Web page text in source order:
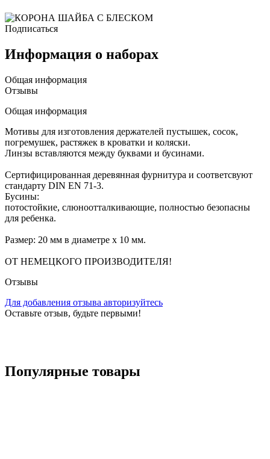
Подписаться
Информация о наборах
Общая информация
Отзывы
Общая информация
Мотивы для изготовления держателей пустышек, сосок,
погремушек, растяжек в кроватки и коляски.
Линзы вставляются между буквами и бусинами.
Сертифицированная деревянная фурнитура и соответсвуют
стандарту DIN EN 71-3.
Бусины:
потостойкие, слюноотталкивающие, полностью безопасны
для ребенка.
Размер: 20 мм в диаметре x 10 мм.
ОТ НЕМЕЦКОГО ПРОИЗВОДИТЕЛЯ!
Отзывы
Для добавления отзыва авторизуйтесь
Оставьте отзыв, будьте первыми!
Популярные товары